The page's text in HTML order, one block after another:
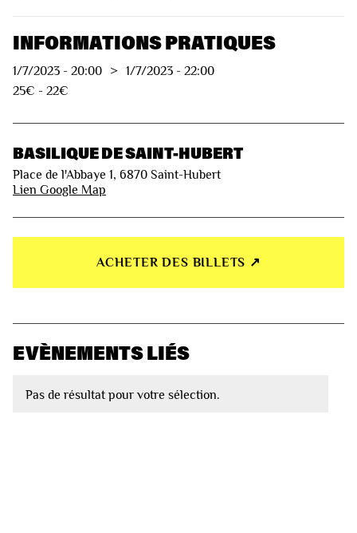
INFORMATIONS PRATIQUES
1/7/2023 - 20:00 > 1/7/2023 - 22:00
25€ - 22€
BASILIQUE DE SAINT-HUBERT
Place de l'Abbaye 1, 6870 Saint-Hubert
Lien Google Map
ACHETER DES BILLETS ↗︎
EVÈNEMENTS LIÉS
Pas de résultat pour votre sélection.